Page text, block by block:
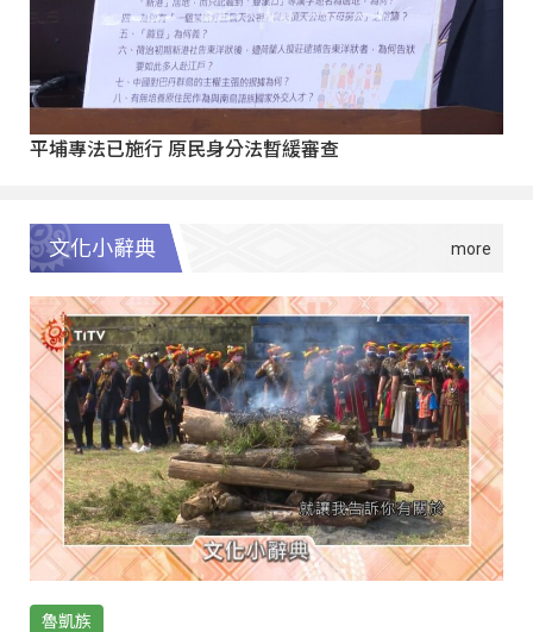
平埔專法已施行 原民身分法暫緩審查
文化小辭典
魯凱族